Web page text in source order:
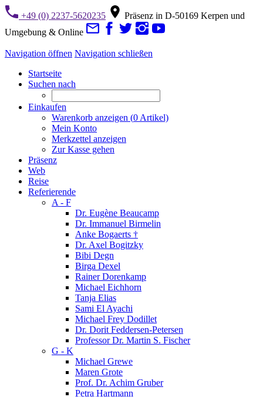
+49 (0) 2237-5620235
Präsenz in D-50169 Kerpen und
Umgebung & Online
Navigation öffnen Navigation schließen
Startseite
Suchen nach
Einkaufen
Warenkorb anzeigen (0 Artikel)
Mein Konto
Merkzettel anzeigen
Zur Kasse gehen
Präsenz
Web
Reise
Referierende
A - F
Dr. Eugène Beaucamp
Dr. Immanuel Birmelin
Anke Bogaerts †
Dr. Axel Bogitzky
Bibi Degn
Birga Dexel
Rainer Dorenkamp
Michael Eichhorn
Tanja Elias
Sami El Ayachi
Michael Frey Dodillet
Dr. Dorit Feddersen-Petersen
Professor Dr. Martin S. Fischer
G - K
Michael Grewe
Maren Grote
Prof. Dr. Achim Gruber
Petra Hartmann